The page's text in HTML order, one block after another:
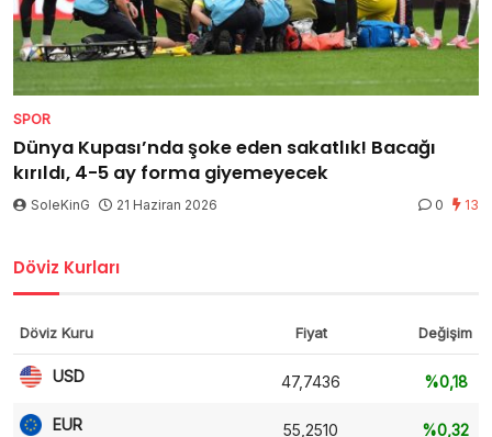
SPOR
Dünya Kupası’nda şoke eden sakatlık! Bacağı
kırıldı, 4-5 ay forma giyemeyecek
SoleKinG 21 Haziran 2026 0 13
Döviz Kurları
Döviz Kuru Fiyat Değişim
USD 47,7436 %0,18
EUR 55,2510 %0,32